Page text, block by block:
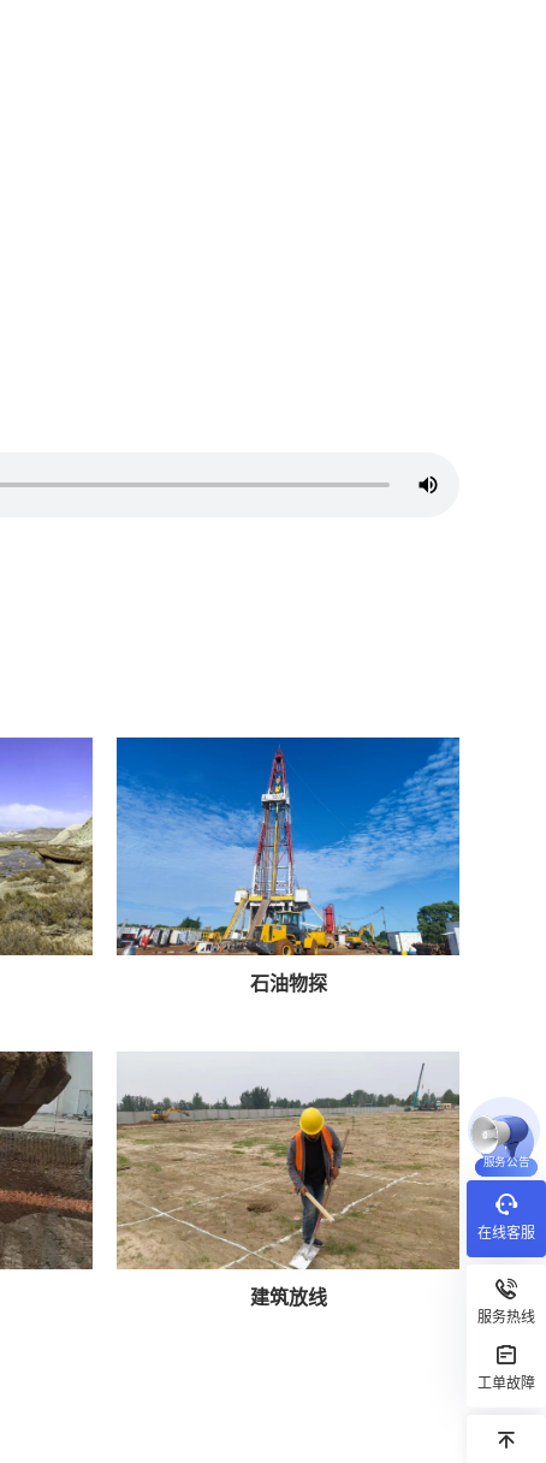
服务公告
在线客服
服务热线
工单故障
石油物探
建筑放线